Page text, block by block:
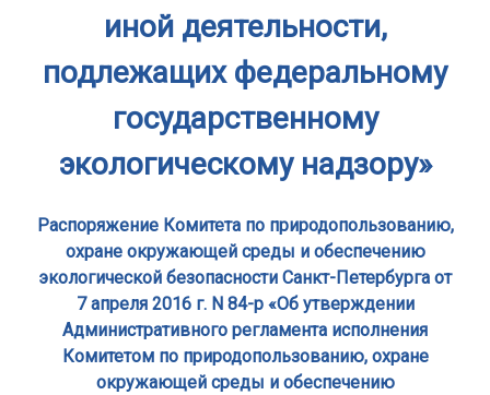
иной деятельности,
подлежащих федеральному
государственному
экологическому надзору»
Распоряжение Комитета по природопользованию,
охране окружающей среды и обеспечению
экологической безопасности Санкт-Петербурга от
7 апреля 2016 г. N 84-р «Об утверждении
Административного регламента исполнения
Комитетом по природопользованию, охране
окружающей среды и обеспечению